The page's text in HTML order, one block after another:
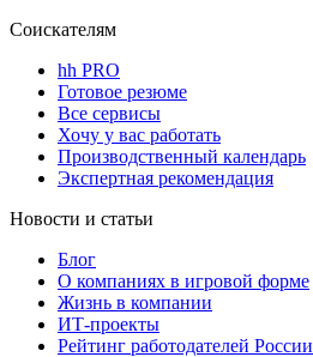
Соискателям
hh PRO
Готовое резюме
Все сервисы
Хочу у вас работать
Производственный календарь
Экспертная рекомендация
Новости и статьи
Блог
О компаниях в игровой форме
Жизнь в компании
ИТ-проекты
Рейтинг работодателей России